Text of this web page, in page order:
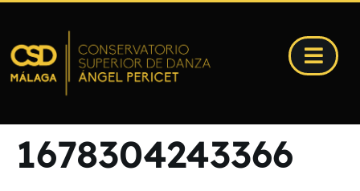
1678304243366